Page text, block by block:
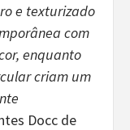
e texturizado
com
enquanto
criam um
Docc de